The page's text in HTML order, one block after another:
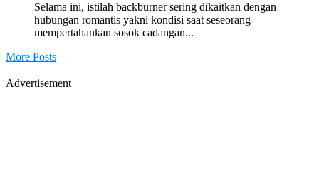
Selama ini, istilah backburner sering dikaitkan dengan
hubungan romantis yakni kondisi saat seseorang
mempertahankan sosok cadangan...
More Posts
Advertisement